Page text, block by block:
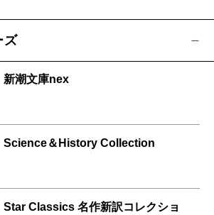
ズ
新潮文庫nex
Science＆History Collection
Star Classics 名作新訳コレクショ